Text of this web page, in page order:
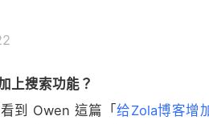
上搜索功能？
到 Owen 這篇「给Zola博客增